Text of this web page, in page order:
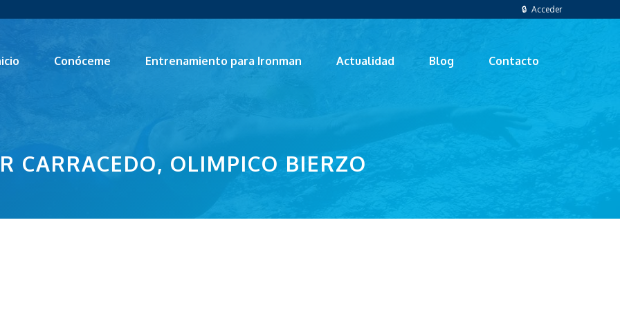
🔒 Acceder
Conóceme Entrenamiento para Ironman Actualidad Blog Contacto
CARRACEDO, OLIMPICO BIERZO